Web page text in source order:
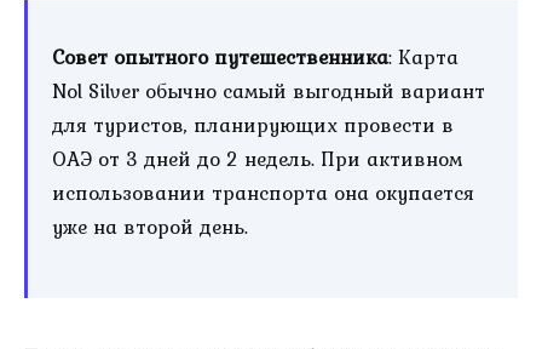
Совет опытного путешественника: Карта
Nol Silver обычно самый выгодный вариант
для туристов, планирующих провести в
ОАЭ от 3 дней до 2 недель. При активном
использовании транспорта она окупается
уже на второй день.